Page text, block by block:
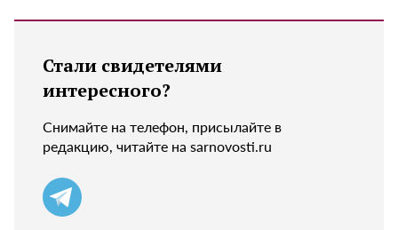
Стали свидетелями
интересного?
Снимайте на телефон, присылайте в
редакцию, читайте на sarnovosti.ru